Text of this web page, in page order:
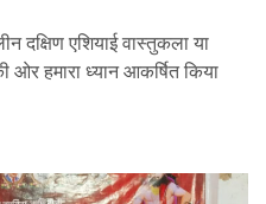
दक्षिण एशियाई वास्तुकला या
हमारा ध्यान आकर्षित किया